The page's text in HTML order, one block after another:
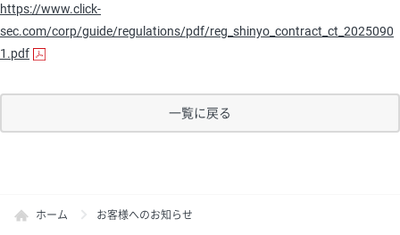
https://www.click-
sec.com/corp/guide/regulations/pdf/reg_shinyo_contract_ct_2025090
1.pdf
一覧に戻る
ホーム お客様へのお知らせ